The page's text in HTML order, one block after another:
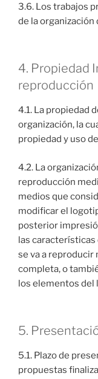
3.6. Los trabajos
de la
4. Propiedad
reproducción
4.1. La propiedad
organización, la
propiedad y uso
4.2. La
reproducción
medios que
modificar el
posterior
las
se va a reproducir
completa, o
los elementos del
5.
5.1. Plazo de
propuestas